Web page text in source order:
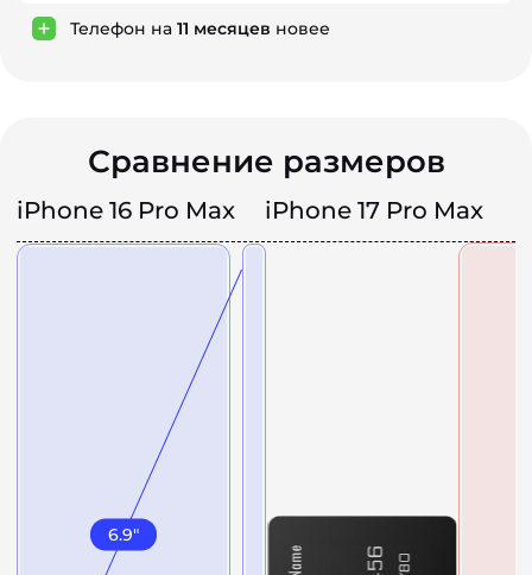
Телефон на 11 месяцев новее
Сравнение размеров
iPhone 16 Pro Max iPhone 17 Pro Max
6.9"